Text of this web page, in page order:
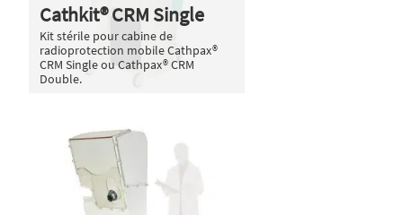
Cathkit® CRM Single
Kit stérile pour cabine de
radioprotection mobile Cathpax®
CRM Single ou Cathpax® CRM
Double.